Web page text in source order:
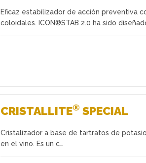
Eficaz estabilizador de acción preventiva
coloidales. ICON®STAB 2.0 ha sido
CRISTALLITE® SPECIAL
Cristalizador a base de tartratos de
en el vino. Es un c…